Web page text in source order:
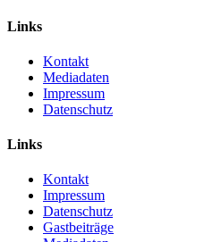
Links
Kontakt
Mediadaten
Impressum
Datenschutz
Links
Kontakt
Impressum
Datenschutz
Gastbeiträge